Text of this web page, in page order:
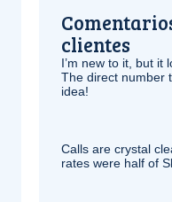
clientes
I’m new to it, but it
The direct number
idea!
Calls are crystal
rates were half of